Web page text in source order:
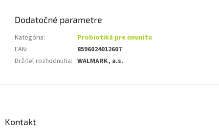
Dodatočné parametre
Kategória:
Probiotiká pre imunitu
EAN:
8596024012607
Držiteľ rozhodnutia: WALMARK, a.s.
Kontakt